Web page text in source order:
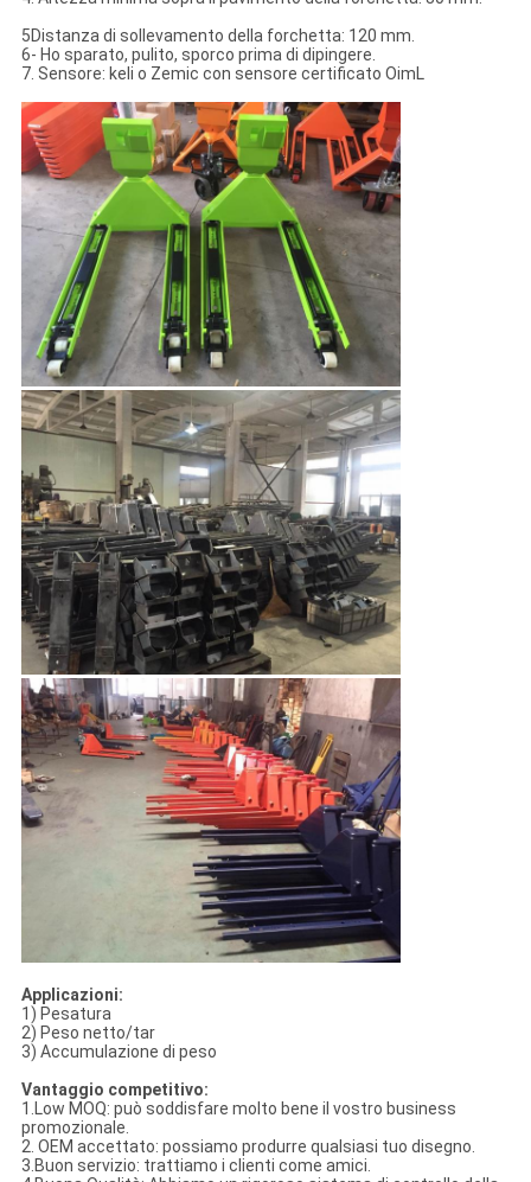
5Distanza di sollevamento della forchetta: 120 mm.
6- Ho sparato, pulito, sporco prima di dipingere.
7. Sensore: keli o Zemic con sensore certificato OimL
Applicazioni:
1) Pesatura
2) Peso netto/tar
3) Accumulazione di peso
Vantaggio competitivo:
1.Low MOQ: può soddisfare molto bene il vostro business
promozionale.
2. OEM accettato: possiamo produrre qualsiasi tuo disegno.
3.Buon servizio: trattiamo i clienti come amici.